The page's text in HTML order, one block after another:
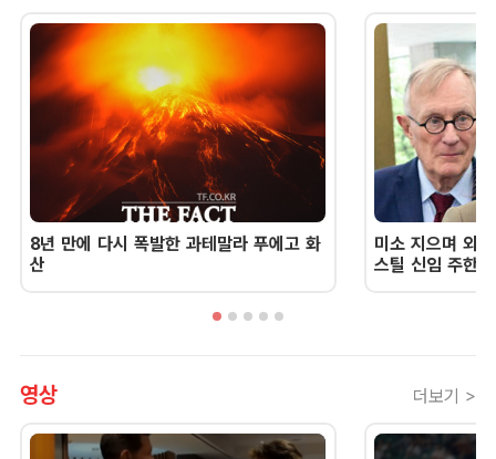
8년 만에 다시 폭발한 과테말라 푸에고 화
산
미소 지으며 외
스틸 신임 주한
영상 더보기 >